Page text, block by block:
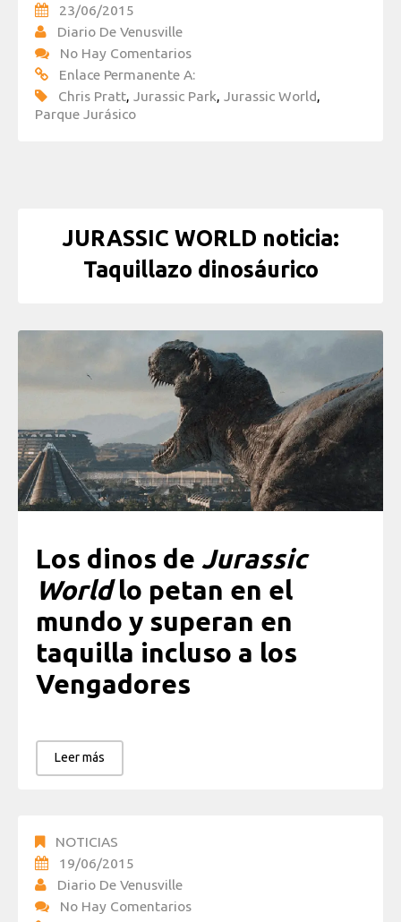
23/06/2015
Diario De Venusville
No Hay Comentarios
Enlace Permanente A:
Chris Pratt, Jurassic Park, Jurassic World,
Parque Jurásico
JURASSIC WORLD noticia:
Taquillazo dinosáurico
Los dinos de Jurassic
Worldlo petan en el
mundo y superan en
taquilla incluso a los
Vengadores
Leer más
NOTICIAS
19/06/2015
Diario De Venusville
No Hay Comentarios